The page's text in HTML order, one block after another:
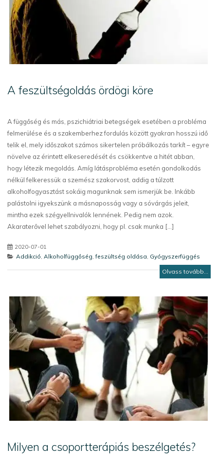
A feszültségoldás ördögi köre
A függőség és más, pszichiátriai betegségek esetében a probléma
felmerülése és a szakemberhez fordulás között gyakran hosszú idő
telik el, mely időszakot számos sikertelen próbálkozás tarkít – egyre
növelve az érintett elkeseredését és csökkentve a hitét abban,
hogy létezik megoldás. Amíg látásprobléma esetén gondolkodás
nélkül felkeressük a szemész szakorvost, addig a túlzott
alkoholfogyasztást sokáig magunknak sem ismerjük be. Inkább
palástolni igyekszünk a másnaposság vagy a sóvárgás jeleit,
mintha ezek szégyellnivalók lennének. Pedig nem azok.
Akaraterővel lehet szabályozni, hogy pl. csak munka [...]
2020-07-01
Addikció, Alkoholfüggőség,feszültség oldása, Gyógyszerfüggés
Olvass tovább...
Milyen a csoportterápiás beszélgetés?